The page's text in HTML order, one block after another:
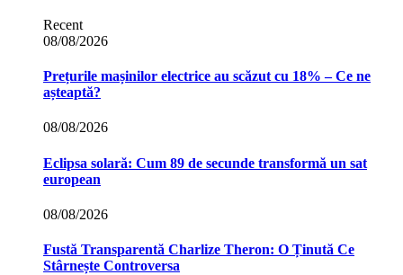
Recent
08/08/2026
Prețurile mașinilor electrice au scăzut cu 18% – Ce ne
așteaptă?
08/08/2026
Eclipsa solară: Cum 89 de secunde transformă un sat
european
08/08/2026
Fustă Transparentă Charlize Theron: O Ținută Ce
Stârnește Controversa